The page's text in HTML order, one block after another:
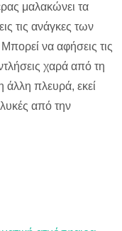
μαλακώνει τα
τις ανάγκες των
να αφήσεις τις
χαρά από τη
άλλη πλευρά, εκεί
από την